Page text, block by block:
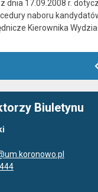
dnia 17.09.2008 r.
naboru
Kierownika
Biuletynu